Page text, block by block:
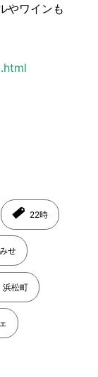
やワインも
22時
せ
浜松町